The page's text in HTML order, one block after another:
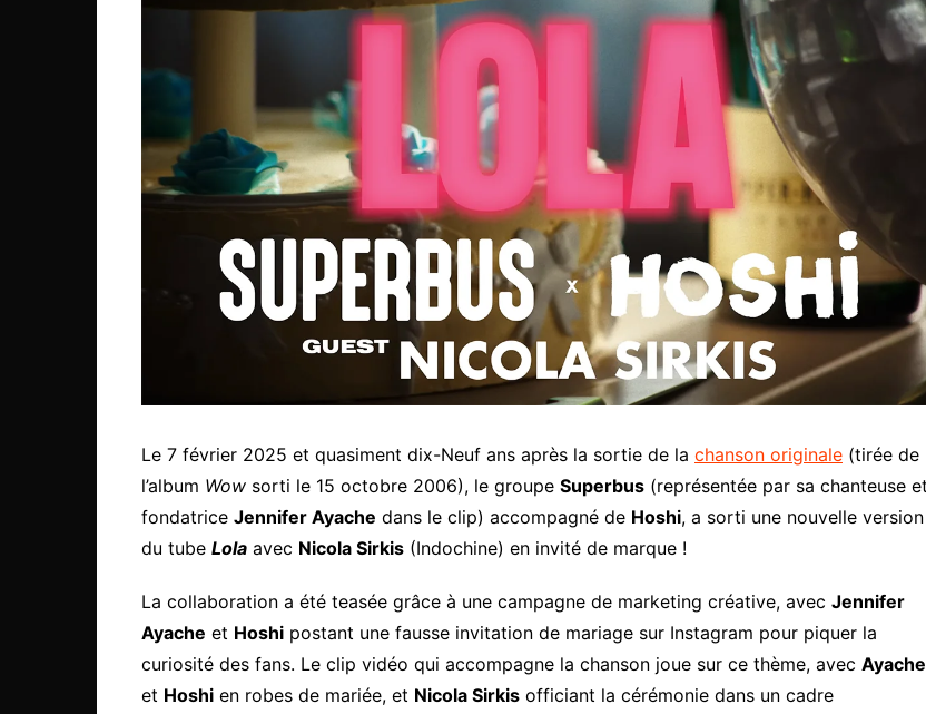
Le 7 février 2025 et quasiment dix-Neuf ans après la sortie de la chanson originale (tirée de
l’album Wow sorti le 15 octobre 2006), le groupe Superbus (représentée par sa chanteuse et
fondatrice Jennifer Ayache dans le clip) accompagné de Hoshi, a sorti une nouvelle version
du tube Lola avec Nicola Sirkis (Indochine) en invité de marque !
La collaboration a été teasée grâce à une campagne de marketing créative, avec Jennifer
Ayache et Hoshi postant une fausse invitation de mariage sur Instagram pour piquer la
curiosité des fans. Le clip vidéo qui accompagne la chanson joue sur ce thème, avec Ayache
et Hoshi en robes de mariée, et Nicola Sirkis officiant la cérémonie dans un cadre